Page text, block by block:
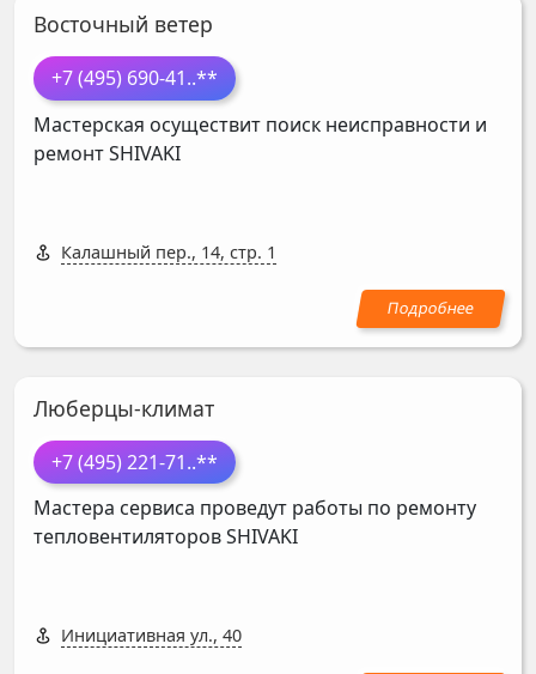
Восточный ветер
+7 (495) 690-41..**
Мастерская осуществит поиск неисправности и
ремонтSHIVAKI
Калашный пер., 14, стр. 1
Люберцы-климат
+7 (495) 221-71..**
Мастера сервиса проведут работы по ремонту
тепловентиляторовSHIVAKI
Инициативная ул., 40